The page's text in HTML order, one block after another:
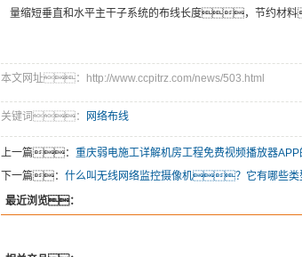
量缩短垂直和水平主干子系统的布线长度，节约材
本文网址：http://www.ccpitrz.com/news/503.html
关键词： 网络布线
上一篇： 重庆弱电施工详解机房工程免费视频播放器
下一篇： 什么叫无线网络监控摄像机？它有哪些类
最近浏览：